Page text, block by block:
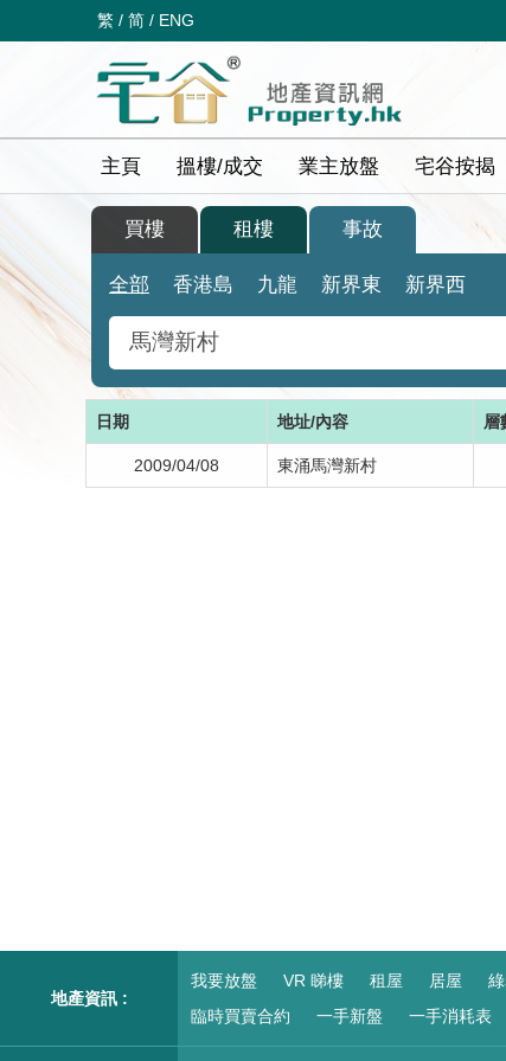
繁 / 简 / ENG
主頁 搵樓/成交 業主放盤 宅谷按揭
買樓 租樓 事故
全部 香港島 九龍 新界東 新界西
日期 地址/內容 層
2009/04/08 東涌馬灣新村
地產資訊 :
我要放盤 VR 睇樓 租屋 居屋
臨時買賣合約
一手新盤 一手消耗表